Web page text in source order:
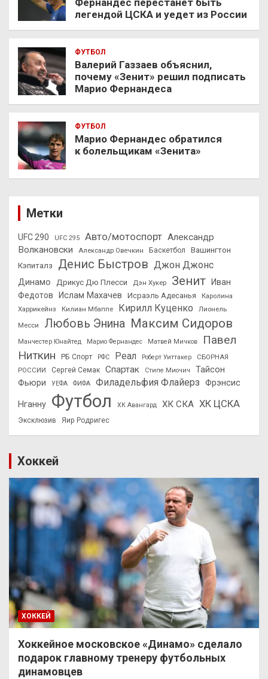
Фернандес перестанет быть
легендой ЦСКА и уедет из России
ФУТБОЛ
Валерий Газзаев объяснил,
почему «Зенит» решил подписать
Марио Фернандеса
ФУТБОЛ
Марио Фернандес обратился
к болельщикам «Зенита»
Метки
UFC 290 UFC 295 Авто/мотоспорт Александр
Волкановски
Александр Овечкин Баскетбол
Вашингтон
Кэпиталз
Денис Быстров Джон Джонс
Динамо Дрикус Дю Плесси Дэн Хукер Зенит
Иван
Федотов
Ислам Махачев Исраэль Адесанья
Каролина
Харрикейнз
Килиан Мбаппе Кирилл Куценко
Лионель
Месси
Любовь Энина Максим Сидоров
Манчестер Юнайтед Марио Фернандес Матвей Мичков
Павел
Ниткин
РБ Спорт РФС Реал Роберт Уиттакер
СБОРНАЯ
РОССИИ
Сергей Семак Спартак Стипе Миочич
Тайсон
Фьюри
УЕФА ФИФА Филадельфия Флайерз Фрэнсис
Нганну Футбол ХК Авангард ХК СКА ХК ЦСКА
Эксклюзив Яир Родригес
Хоккей
ХОККЕЙ
Хоккейное московское «Динамо» сделало
подарок главному тренеру футбольных
динамовцев